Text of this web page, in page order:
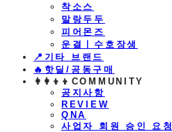
착소스
말랑두두
피어몬즈
운결ㅣ수호장생
📍기타 브랜드
🔥핫딜/공동구매
👩‍👩‍👦‍👦COMMUNITY
공지사항
REVIEW
QNA
사업자 회원 승인 요청